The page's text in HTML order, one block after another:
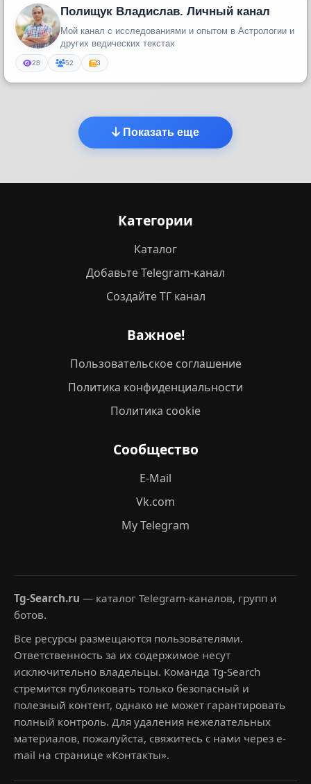
Полищук Владислав. Личный канал
Мой канал с исследованиями и опытом в Астрологии и
других ведических текстах
28 52 3
Показать еще
Категории
Каталог
Добавьте Telegram-канал
Создайте ТГ канал
Важное!
Пользовательское соглашение
Политика конфиденциальности
Политика cookie
Сообщество
E-Mail
Vk.com
My Telegram
Tg-Search.ru — каталог Telegram-каналов, групп и
ботов.
Все ресурсы размещаются пользователями.
Ответственность за их содержимое несут
исключительно владельцы. Команда Tg-Search
стремится публиковать только безопасный и
полезный контент, однако не может гарантировать
полный контроль. Для удаления нежелательных
материалов, пожалуйста, свяжитесь с нами через e-
mail на странице «Контакты».